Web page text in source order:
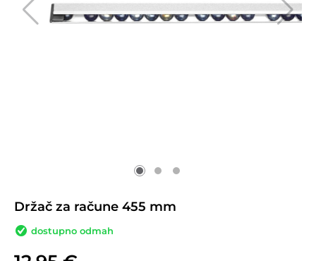
Držač za račune 455 mm
dostupno odmah